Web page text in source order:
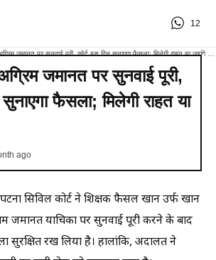
12
जमानत पर सुनवाई पूरी,
फैसला; मिलेगी राहत या
ago
पटना सिविल कोर्ट ने शिक्षक फैसल खान उर्फ खान
जमानत याचिका पर सुनवाई पूरी करने के बाद
सुरक्षित रख लिया है। हालांकि, अदालत ने